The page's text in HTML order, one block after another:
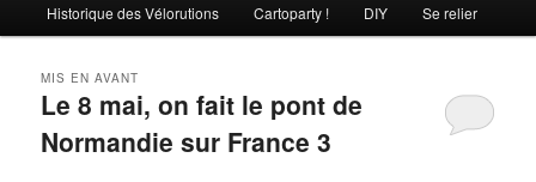
Historique des Vélorutions Cartoparty ! DIY Se relier
Le 8 mai, on fait le pont de
Normandie sur France 3
MIS EN AVANT